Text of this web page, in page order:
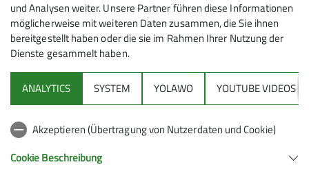
und Rich­tung Hei­mat ging. Ein­fach schee war’s!
Alpenverein
und Analysen weiter. Unsere Partner führen diese Informationen
möglicherweise mit weiteren Daten zusammen, die Sie ihnen
bereitgestellt haben oder die sie im Rahmen Ihrer Nutzung der
Dienste gesammelt haben.
ANALYTICS SYSTEM YOLAWO YOUTUBE VIDEOS
Akzeptieren (Übertragung von Nutzerdaten und Cookie)
Cookie Beschreibung